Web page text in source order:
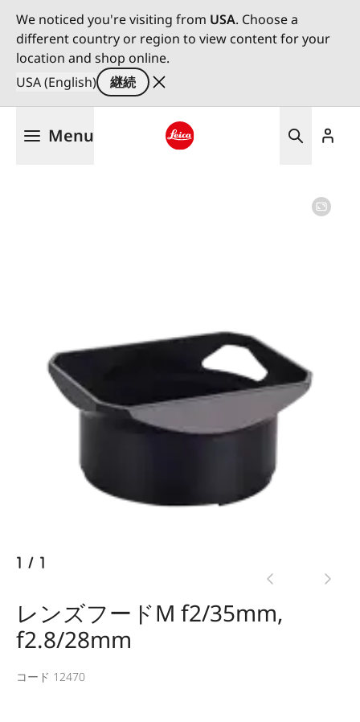
We noticed you're visiting from USA. Choose a
different country or region to view content for your
location and shop online.
USA (English)
継続
Menu
1 / 1
レンズフードM f2/35mm,
f2.8/28mm
コード 12470